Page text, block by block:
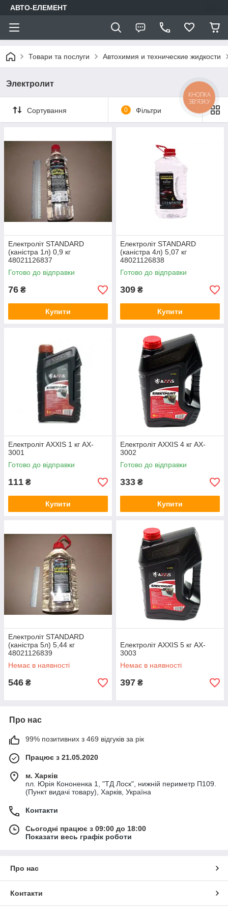
АВТО-ЕЛЕМЕНТ
Товари та послуги Автохимия и технические жидкости
Электролит
Сортування 0 Фільтри
Електроліт STANDARD
(каністра 1л) 0,9 кг
48021126837
Готово до відправки
76 ₴
Купити
Електроліт STANDARD
(каністра 4л) 5,07 кг
48021126838
Готово до відправки
309 ₴
Купити
Електроліт AXXIS 1 кг AX-
3001
Готово до відправки
111 ₴
Купити
Електроліт AXXIS 4 кг AX-
3002
Готово до відправки
333 ₴
Купити
Електроліт STANDARD
(каністра 5л) 5,44 кг
48021126839
Немає в наявності
546 ₴
Електроліт AXXIS 5 кг AX-
3003
Немає в наявності
397 ₴
Про нас
99% позитивних з 469 відгуків за рік
Працює з 21.05.2020
м. Харків
пл. Юрія Кононенка 1, "ТД Лоск", нижній периметр П109.
(Пункт видачі товару), Харків, Україна
Контакти
Сьогодні працює з 09:00 до 18:00
Показати весь графік роботи
Про нас
Контакти
КНОПКА
ЗВ'ЯЗКУ